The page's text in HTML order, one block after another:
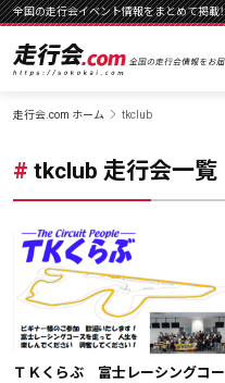
全国の走行会イベント情報をまとめて掲載！
走行会.com ホーム tkclub
tkclub 走行会一覧
ＴＫくらぶ 富士レーシングコー